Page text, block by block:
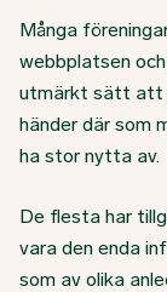
Många
webbplatsen
utmärkt sätt att
händer där som
ha stor nytta av.
De flesta har
vara den enda
som av olika